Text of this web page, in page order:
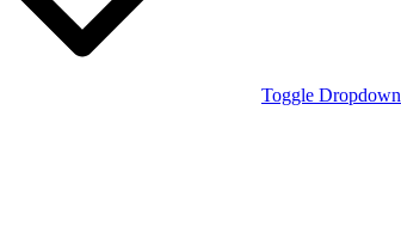
Toggle Dropdown